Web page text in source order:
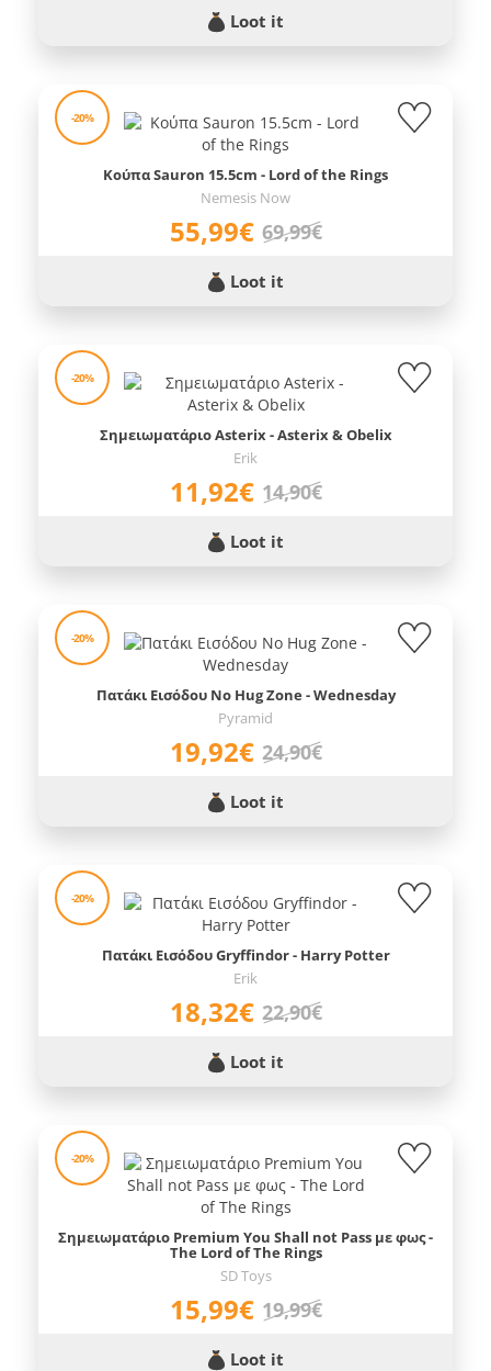
Loot it
-20%
Κούπα Sauron 15.5cm - Lord of the Rings
Nemesis Now
55,99€ 69,99€
Loot it
-20%
Σημειωματάριο Asterix - Asterix & Obelix
Erik
11,92€ 14,90€
Loot it
-20%
Πατάκι Εισόδου No Hug Zone - Wednesday
Pyramid
19,92€ 24,90€
Loot it
-20%
Πατάκι Εισόδου Gryffindor - Harry Potter
Erik
18,32€ 22,90€
Loot it
-20%
Σημειωματάριο Premium You Shall not Pass με φως -
The Lord of The Rings
SD Toys
15,99€ 19,99€
Loot it